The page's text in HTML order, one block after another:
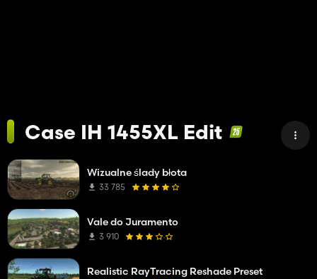
Case IH 1455XL Edit
Wizualne ślady błota
33 785
Vale do Juramento
3 910
Realistic RayTracing Reshade Preset